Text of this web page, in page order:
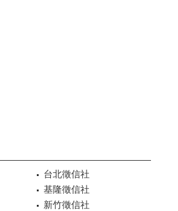
台北徵信社
基隆徵信社
新竹徵信社